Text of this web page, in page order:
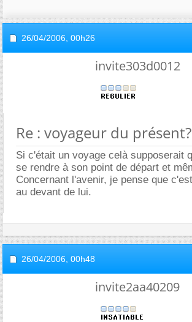
26/04/2006, 00h26
invite303d0012
Re : voyageur du présent?
Si c'était un voyage celà supposerait
se rendre à son point de départ et
Concernant l'avenir, je pense que
au devant de lui.
26/04/2006, 00h48
invite2aa40209